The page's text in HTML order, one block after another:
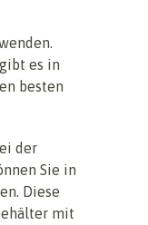
es in
besten
der
Sie in
Diese
mit